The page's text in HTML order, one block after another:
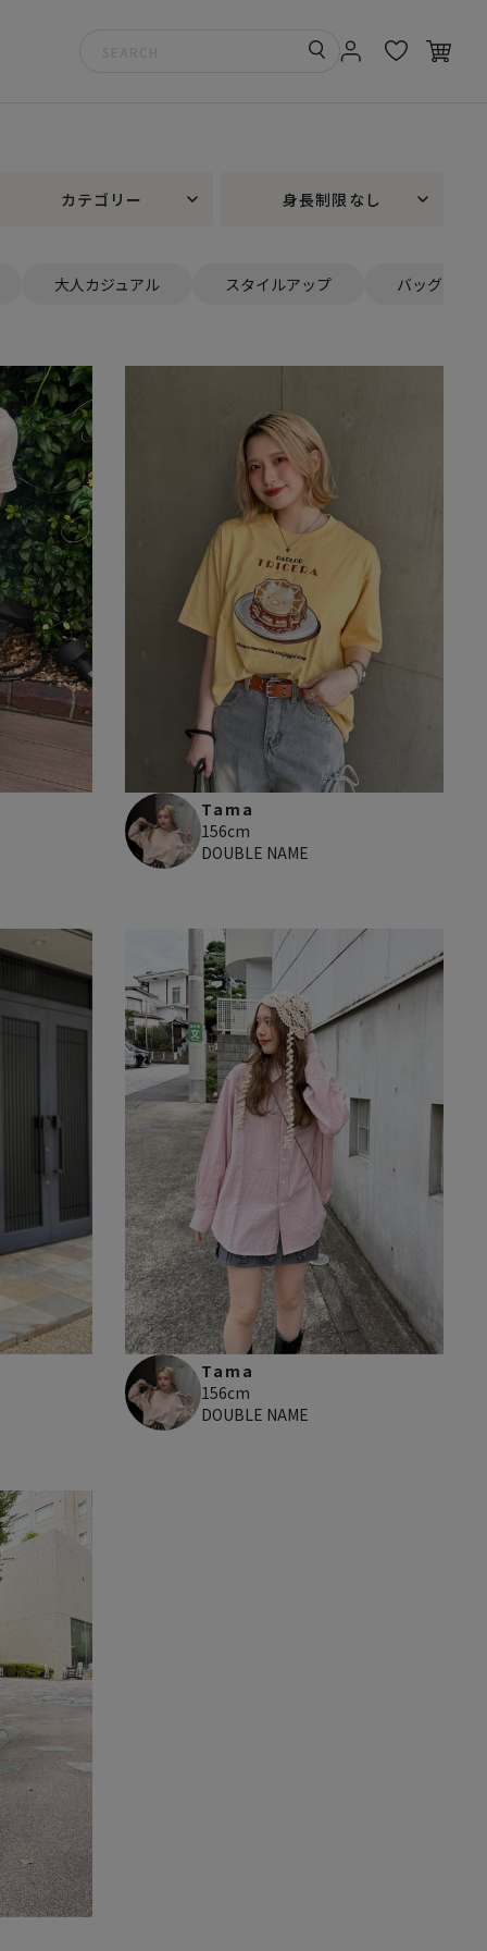
カテゴリー 身長制限なし
大人カジュアル スタイルアップ バッグ
Tama
156cm
DOUBLE NAME
Tama
156cm
DOUBLE NAME